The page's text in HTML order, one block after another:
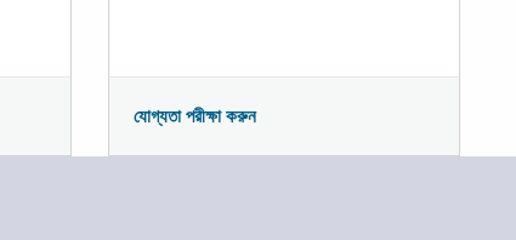
যোগ্যতা পরীক্ষা করুন